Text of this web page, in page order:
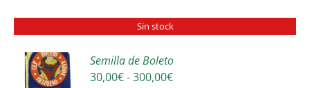
Sin stock
Semilla de Boleto
30,00€-300,00€Rango